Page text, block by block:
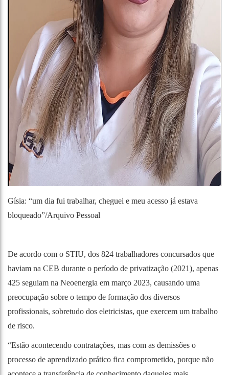
Gísia: “um dia fui trabalhar, cheguei e meu acesso já estava
bloqueado”/Arquivo Pessoal
De acordo com o STIU, dos 824 trabalhadores concursados que
haviam na CEB durante o período de privatização (2021), apenas
425 seguiam na Neoenergia em março 2023, causando uma
preocupação sobre o tempo de formação dos diversos
profissionais, sobretudo dos eletricistas, que exercem um trabalho
de risco.
“Estão acontecendo contratações, mas com as demissões o
processo de aprendizado prático fica comprometido, porque não